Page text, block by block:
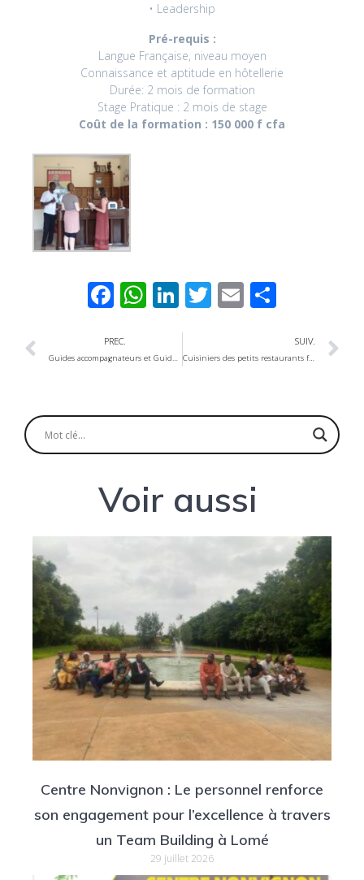
• Leadership
Pré-requis :
Langue Française, niveau moyen
Connaissance et aptitude en hôtellerie
Durée: 2 mois de formation
Stage Pratique : 2 mois de stage
Coût de la formation : 150 000 f cfa
Facebook
WhatsApp
LinkedIn
Twitter
Email
PREC.
Guides accompagnateurs et Guides de tourisme
SUIV.
Cuisiniers des petits restaurants familiaux et cafétérias
Voir aussi
Centre Nonvignon : Le personnel renforce
son engagement pour l’excellence à travers
un Team Building à Lomé
29 juillet 2026